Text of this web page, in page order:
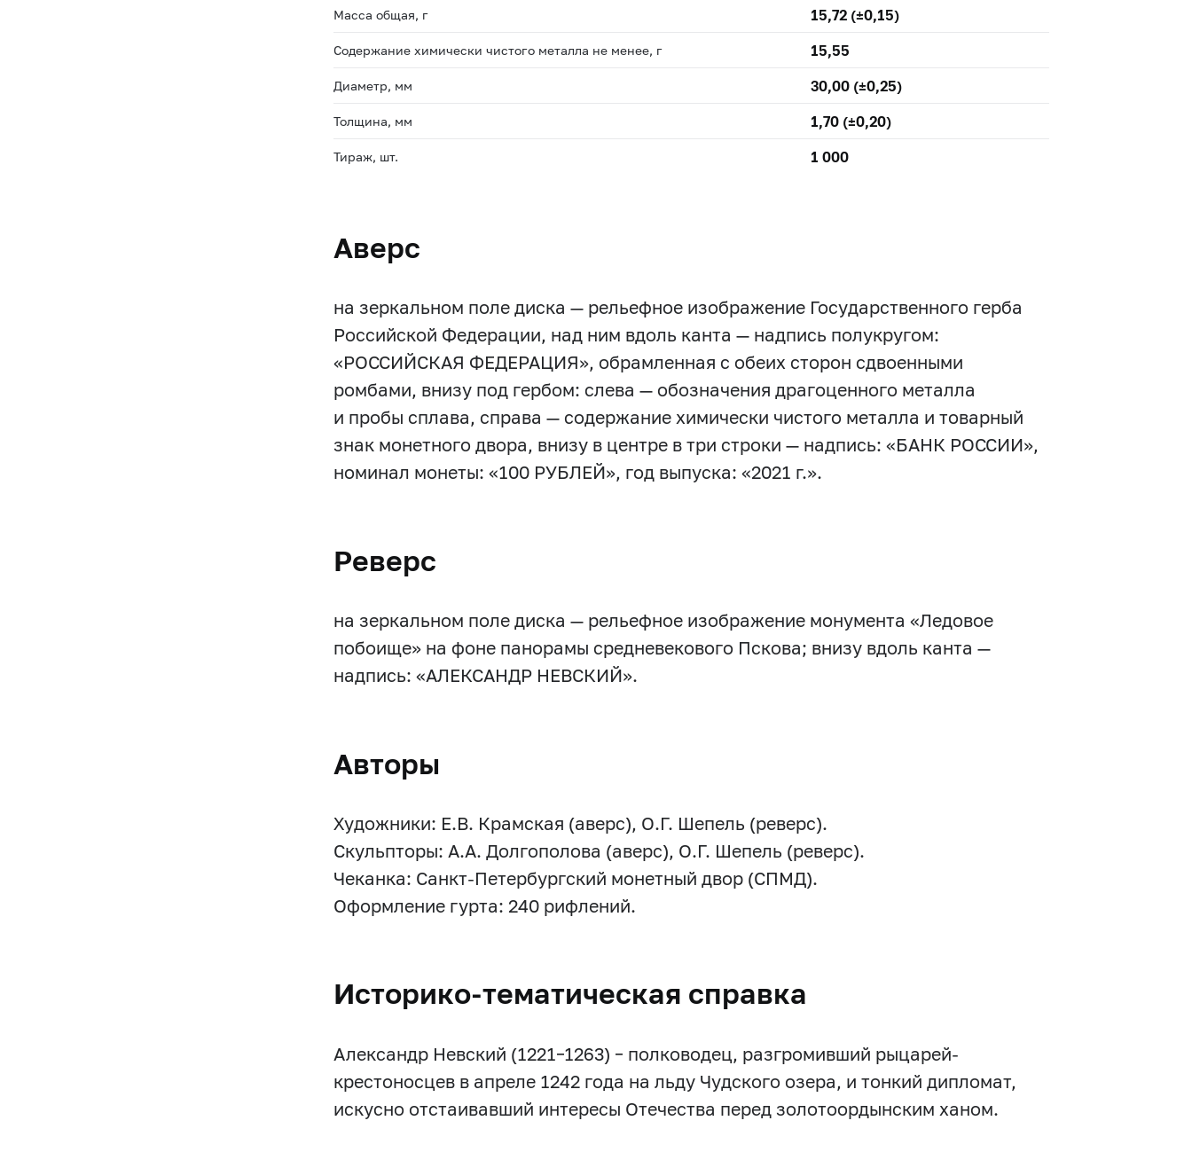
Масса общая, г 15,72 (±0,15)
Содержание химически чистого металла не менее, г 15,55
Диаметр, мм 30,00 (±0,25)
Толщина, мм 1,70 (±0,20)
Тираж, шт. 1 000
Аверс
на зеркальном поле диска — рельефное изображение Государственного герба
Российской Федерации, над ним вдоль канта — надпись полукругом:
«РОССИЙСКАЯ ФЕДЕРАЦИЯ», обрамленная с обеих сторон сдвоенными
ромбами, внизу под гербом: слева — обозначения драгоценного металла
и пробы сплава, справа — содержание химически чистого металла и товарный
знак монетного двора, внизу в центре в три строки — надпись: «БАНК РОССИИ»,
номинал монеты: «100 РУБЛЕЙ», год выпуска: «2021 г.».
Реверс
на зеркальном поле диска — рельефное изображение монумента «Ледовое
побоище» на фоне панорамы средневекового Пскова; внизу вдоль канта —
надпись: «АЛЕКСАНДР НЕВСКИЙ».
Авторы
Художники: Е.В. Крамская (аверс), О.Г. Шепель (реверс).
Скульпторы: А.А. Долгополова (аверс), О.Г. Шепель (реверс).
Чеканка: Санкт-Петербургский монетный двор (СПМД).
Оформление гурта: 240 рифлений.
Историко-тематическая справка
Александр Невский (1221–1263) – полководец, разгромивший рыцарей-
крестоносцев в апреле 1242 года на льду Чудского озера, и тонкий дипломат,
искусно отстаивавший интересы Отечества перед золотоордынским ханом.